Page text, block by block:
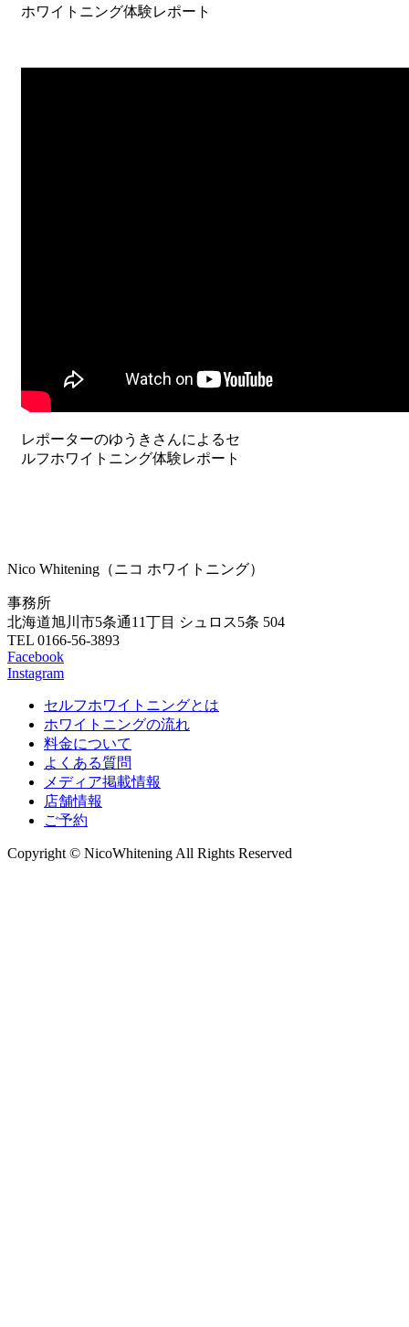
ホワイトニング体験レポート
レポーターのゆうきさんによるセ
ルフホワイトニング体験レポート
Nico Whitening（ニコ ホワイトニング）
事務所
北海道旭川市5条通11丁目 シュロス5条 504
TEL 0166-56-3893
Facebook
Instagram
セルフホワイトニングとは
ホワイトニングの流れ
料金について
よくある質問
メディア掲載情報
店舗情報
ご予約
Copyright © NicoWhitening All Rights Reserved